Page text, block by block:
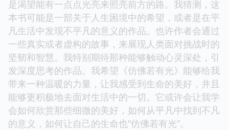
是渴望能有一点点光亮来照亮前方的路。我猜测，这
本书可能是一部关于人生困境中的希望，或者是在平
凡生活中发现不平凡的意义的作品。也许作者会通过
一些真实或者虚构的故事，来展现人类面对挑战时的
坚韧和智慧。我特别期待那种能够触动心灵深处，引
发深度思考的作品。我希望《仿佛若有光》能够给我
带来一种温暖的力量，让我感受到生命的美好，并且
能够更积极地去面对生活中的一切。它或许会让我学
会如何欣赏那些细微的美好，如何从平凡中找到不凡
的意义，如何让自己的生命也“仿佛若有光”。